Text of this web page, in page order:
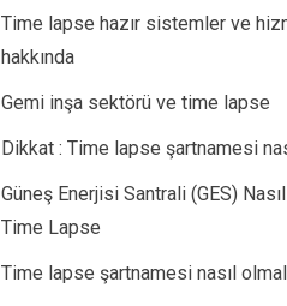
Time lapse hazır sistemler ve
hakkında
Gemi inşa sektörü ve time lapse
Dikkat : Time lapse şartnamesi
Güneş Enerjisi Santrali (GES) Nasıl
Time Lapse
Time lapse şartnamesi nasıl